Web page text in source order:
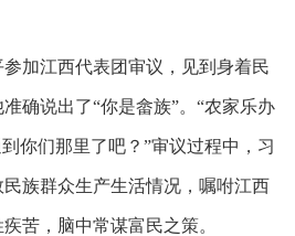
加江西代表团审议，见到身着民
确说出了“你是畲族”。“农家乐办
你们那里了吧？”审议过程中，习
族群众生产生活情况，嘱咐江西
苦，脑中常谋富民之策。